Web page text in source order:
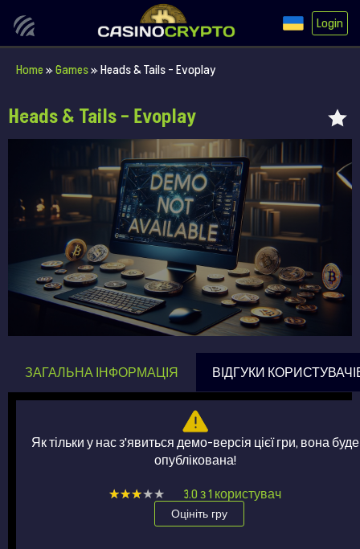
Login
Home»Games»Heads & Tails – Evoplay
Heads & Tails – Evoplay
ЗАГАЛЬНА ІНФОРМАЦІЯ ВІДГУКИ
Як тільки у нас з'явиться демо-версія цієї гри, вона буде
опублікована!
★★★★★
★★★★★ 3.0з1користувач
Оцініть гру